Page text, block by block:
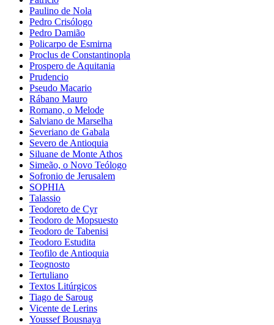
Paulino de Nola
Pedro Crisólogo
Pedro Damião
Policarpo de Esmirna
Proclus de Constantinopla
Prospero de Aquitania
Prudencio
Pseudo Macario
Rábano Mauro
Romano, o Melode
Salviano de Marselha
Severiano de Gabala
Severo de Antioquia
Siluane de Monte Athos
Simeão, o Novo Teólogo
Sofronio de Jerusalem
SOPHIA
Talassio
Teodoreto de Cyr
Teodoro de Mopsuesto
Teodoro de Tabenisi
Teodoro Estudita
Teofilo de Antioquia
Teognosto
Tertuliano
Textos Litúrgicos
Tiago de Saroug
Vicente de Lerins
Youssef Bousnaya